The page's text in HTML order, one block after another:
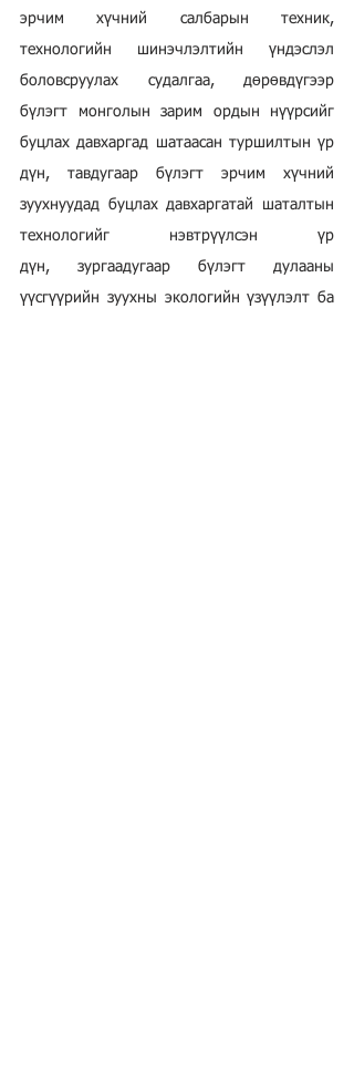
эрчим хүчний салбарын техник,
технологийн шинэчлэлтийн үндэслэл
боловсруулах судалгаа, дөрөвдүгээр
бүлэгт монголын зарим ордын нүүрсийг
буцлах давхаргад шатаасан туршилтын үр
дүн, тавдугаар бүлэгт эрчим хүчний
зуухнуудад буцлах давхаргатай шаталтын
технологийг нэвтрүүлсэн үр
дүн,
зургаадугаар бүлэгт дулааны
үүсгүүрийн зуухны экологийн үзүүлэлт ба